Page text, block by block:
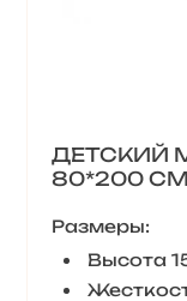
ДЕТСКИЙ
80*200 СМ
Размеры:
Высота